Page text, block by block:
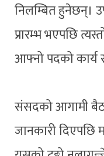
निलम्बित हुनेछन्।
प्रारम्भ भएपछि
आफ्नो पदको कार्य
संसदको आगामी
जानकारी दिएपछि